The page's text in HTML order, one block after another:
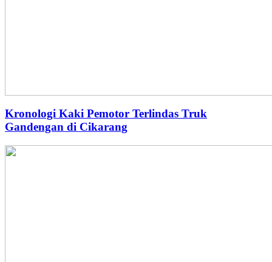
Kronologi Kaki Pemotor Terlindas Truk
Gandengan di Cikarang